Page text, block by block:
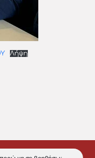
Λήψη